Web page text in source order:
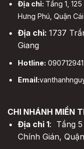
Địa chỉ: Tầng 1,
Hưng Phú, Quận
Địa chỉ: 1737
Giang
Hotline:
Email:
CHI NHÁNH MIỀN
Địa chỉ 1: Tầng 5
Chính Gián,